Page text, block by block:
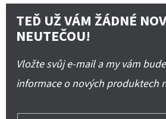
TEĎ UŽ VÁM ŽÁDNÉ
NEUTEČOU!
Vložte svůj e-mail a my vám
informace o nových produktech